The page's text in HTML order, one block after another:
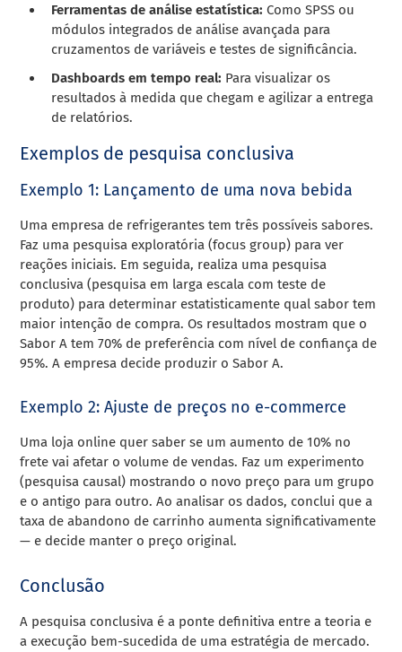
Ferramentas de análise estatística: Como SPSS ou
módulos integrados de análise avançada para
cruzamentos de variáveis e testes de significância.
Dashboards em tempo real: Para visualizar os
resultados à medida que chegam e agilizar a entrega
de relatórios.
Exemplos de pesquisa conclusiva
Exemplo 1: Lançamento de uma nova bebida
Uma empresa de refrigerantes tem três possíveis sabores.
Faz uma pesquisa exploratória (focus group) para ver
reações iniciais. Em seguida, realiza uma pesquisa
conclusiva (pesquisa em larga escala com teste de
produto) para determinar estatisticamente qual sabor tem
maior intenção de compra. Os resultados mostram que o
Sabor A tem 70% de preferência com nível de confiança de
95%. A empresa decide produzir o Sabor A.
Exemplo 2: Ajuste de preços no e-commerce
Uma loja online quer saber se um aumento de 10% no
frete vai afetar o volume de vendas. Faz um experimento
(pesquisa causal) mostrando o novo preço para um grupo
e o antigo para outro. Ao analisar os dados, conclui que a
taxa de abandono de carrinho aumenta significativamente
— e decide manter o preço original.
Conclusão
A pesquisa conclusiva é a ponte definitiva entre a teoria e
a execução bem-sucedida de uma estratégia de mercado.